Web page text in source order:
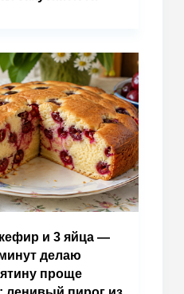
и 3 яйца —
делаю
проще